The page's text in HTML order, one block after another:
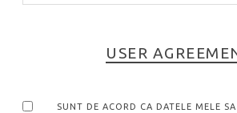
USER
SUNT DE ACORD CA DATELE MELE